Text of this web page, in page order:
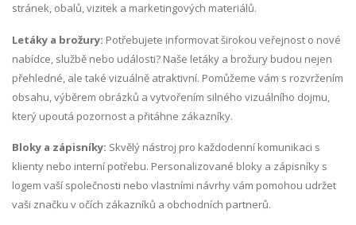
stránek, obalů, vizitek a marketingových materiálů.
Letáky a brožury: Potřebujete informovat širokou veřejnost o nové
nabídce, službě nebo události? Naše letáky a brožury budou nejen
přehledné, ale také vizuálně atraktivní. Pomůžeme vám s rozvržením
obsahu, výběrem obrázků a vytvořením silného vizuálního dojmu,
který upoutá pozornost a přitáhne zákazníky.
Bloky a zápisníky: Skvělý nástroj pro každodenní komunikaci s
klienty nebo interní potřebu. Personalizované bloky a zápisníky s
logem vaší společnosti nebo vlastními návrhy vám pomohou udržet
vaši značku v očích zákazníků a obchodních partnerů.